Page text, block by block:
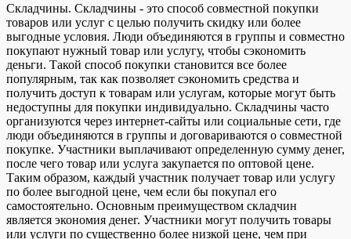
Складчины. Складчины - это способ совместной покупки
товаров или услуг с целью получить скидку или более
выгодные условия. Люди объединяются в группы и совместно
покупают нужный товар или услугу, чтобы сэкономить
деньги. Такой способ покупки становится все более
популярным, так как позволяет сэкономить средства и
получить доступ к товарам или услугам, которые могут быть
недоступны для покупки индивидуально. Складчины часто
организуются через интернет-сайты или социальные сети, где
люди объединяются в группы и договариваются о совместной
покупке. Участники выплачивают определенную сумму денег,
после чего товар или услуга закупается по оптовой цене.
Таким образом, каждый участник получает товар или услугу
по более выгодной цене, чем если бы покупал его
самостоятельно. Основным преимуществом складчин
является экономия денег. Участники могут получить товары
или услуги по существенно более низкой цене, чем при